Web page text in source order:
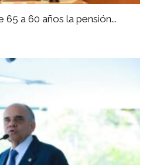
a 60 años la pensión...